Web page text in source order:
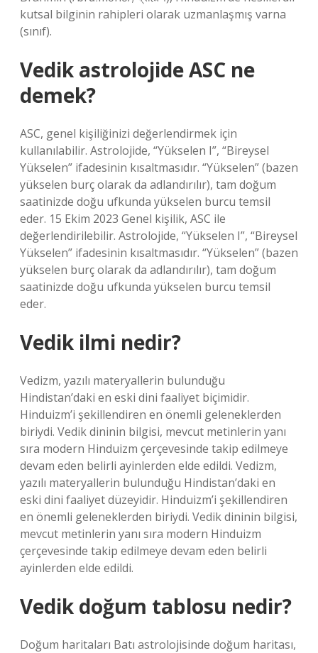
kutsal bilginin rahipleri olarak uzmanlaşmış varna
(sınıf).
Vedik astrolojide ASC ne
demek?
ASC, genel kişiliğinizi değerlendirmek için
kullanılabilir. Astrolojide, “Yükselen I”, “Bireysel
Yükselen” ifadesinin kısaltmasıdır. “Yükselen” (bazen
yükselen burç olarak da adlandırılır), tam doğum
saatinizde doğu ufkunda yükselen burcu temsil
eder. 15 Ekim 2023 Genel kişilik, ASC ile
değerlendirilebilir. Astrolojide, “Yükselen I”, “Bireysel
Yükselen” ifadesinin kısaltmasıdır. “Yükselen” (bazen
yükselen burç olarak da adlandırılır), tam doğum
saatinizde doğu ufkunda yükselen burcu temsil
eder.
Vedik ilmi nedir?
Vedizm, yazılı materyallerin bulunduğu
Hindistan’daki en eski dini faaliyet biçimidir.
Hinduizm’i şekillendiren en önemli geleneklerden
biriydi. Vedik dininin bilgisi, mevcut metinlerin yanı
sıra modern Hinduizm çerçevesinde takip edilmeye
devam eden belirli ayinlerden elde edildi. Vedizm,
yazılı materyallerin bulunduğu Hindistan’daki en
eski dini faaliyet düzeyidir. Hinduizm’i şekillendiren
en önemli geleneklerden biriydi. Vedik dininin bilgisi,
mevcut metinlerin yanı sıra modern Hinduizm
çerçevesinde takip edilmeye devam eden belirli
ayinlerden elde edildi.
Vedik doğum tablosu nedir?
Doğum haritaları Batı astrolojisinde doğum haritası,